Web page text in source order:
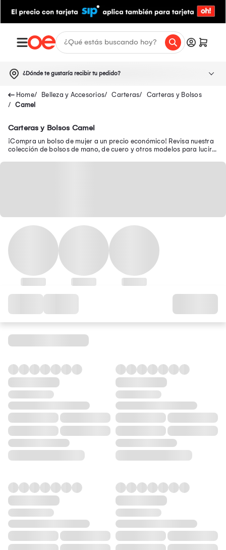
¿Dónde te gustaría recibir tu pedido?
Belleza y Accesorios Carteras
Carteras y Bolsos
Camel
Carteras y Bolsos Camel
¡Compra un bolso de mujer a un precio económico! Revisa nuestra
colección de bolsos de mano, de cuero y otros modelos para lucir a